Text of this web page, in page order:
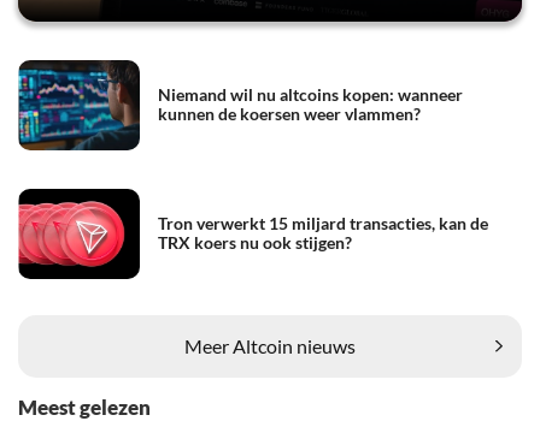
Niemand wil nu altcoins kopen: wanneer
kunnen de koersen weer vlammen?
Tron verwerkt 15 miljard transacties, kan de
TRX koers nu ook stijgen?
Meer Altcoin nieuws
Meest gelezen